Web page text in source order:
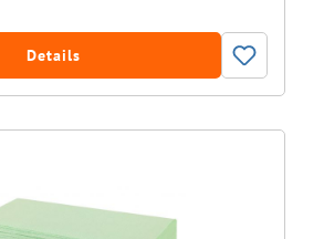
Details